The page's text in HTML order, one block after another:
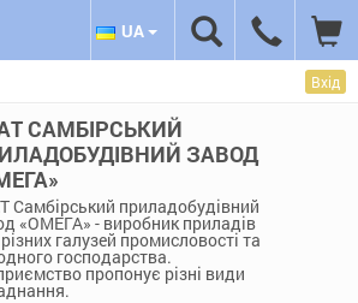
Вхід
САМБІРСЬКИЙ
ЗАВОД
Самбірський приладобудівний
«ОМЕГА» - виробник приладів
галузей промисловості та
господарства.
пропонує різні види
UA